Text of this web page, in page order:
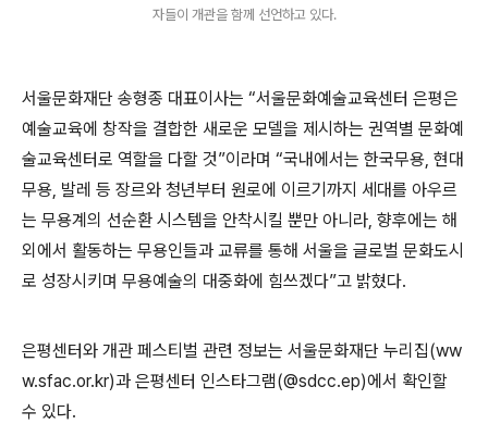
자들이 개관을 함께 선언하고 있다.
서울문화재단 송형종 대표이사는 “서울문화예술교육센터 은평은
예술교육에 창작을 결합한 새로운 모델을 제시하는 권역별 문화예
술교육센터로 역할을 다할 것”이라며 “국내에서는 한국무용, 현대
무용, 발레 등 장르와 청년부터 원로에 이르기까지 세대를 아우르
는 무용계의 선순환 시스템을 안착시킬 뿐만 아니라, 향후에는 해
외에서 활동하는 무용인들과 교류를 통해 서울을 글로벌 문화도시
로 성장시키며 무용예술의 대중화에 힘쓰겠다”고 밝혔다.
은평센터와 개관 페스티벌 관련 정보는 서울문화재단 누리집(ww
w.sfac.or.kr)과 은평센터 인스타그램(@sdcc.ep)에서 확인할
수 있다.